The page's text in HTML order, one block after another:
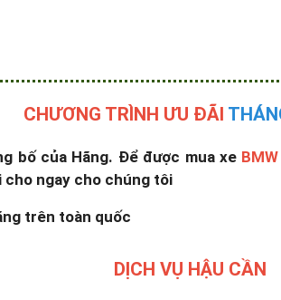
CHƯƠNG TRÌNH ƯU ĐÃI
bố của Hãng. Để được mua xe
cho ngay cho chúng tôi
trên toàn quốc
DỊCH VỤ HẬU CẦN